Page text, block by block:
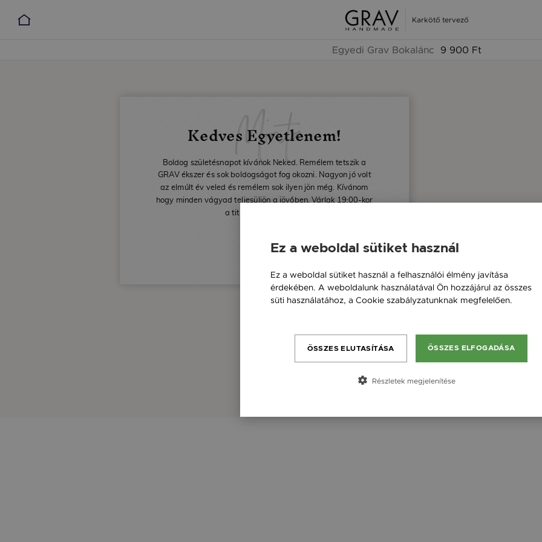
Karkötő tervező
Egyedi Grav Bokalánc 9 900 Ft
Minta
Kedves Egyetlenem!
Boldog születésnapot kívánok Neked. Remélem tetszik a
GRAV ékszer és sok boldogságot fog okozni. Nagyon jó volt
az elmúlt év veled és remélem sok ilyen jön még. Kívánom
hogy minden vágyad teljesüljön a jövőben. Várlak 19:00-kor
a titkos kávézónkban.
Dávid
Feladó neve
Címzett email címe
Ez a weboldal sütiket használ
Ez a weboldal sütiket használ a felhasználói élmény javítása
érdekében. A weboldalunk használatával Ön hozzájárul az összes
süti használatához, a Cookie szabályzatunknak megfelelően.
ÖSSZES ELFOGADÁSA
ÖSSZES ELUTASÍTÁSA
Részletek megjelenítése